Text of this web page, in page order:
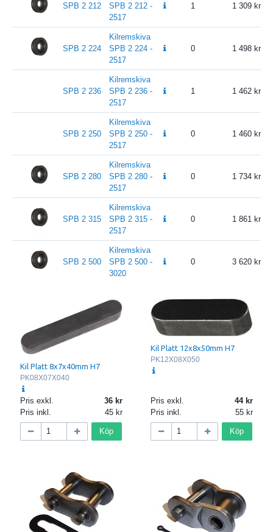
SPB 2 212
SPB 2 212 -
2517
1 1 309
SPB 2 224
Kilremskiva
SPB 2 224 -
2517
0 1 498
SPB 2 236
Kilremskiva
SPB 2 236 -
2517
1 1 462
SPB 2 250
Kilremskiva
SPB 2 250 -
2517
0 1 460
SPB 2 280
Kilremskiva
SPB 2 280 -
2517
0 1 734
SPB 2 315
Kilremskiva
SPB 2 315 -
2517
0 1 861
SPB 2 500
Kilremskiva
SPB 2 500 -
3020
0 3 620
Kil Platt 8x7x40mm H7
PK08X07X040
Pris exkl.
36
Pris inkl.
45
Köp
Kil Platt 12x8x50mm H7
PK12X08X050
Pris exkl.
44
Pris inkl.
55
Köp